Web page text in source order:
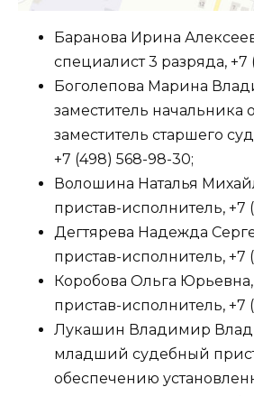
Баранова Ирина
специалист 3 разряда, +7
Боголепова Марина
заместитель начальника
заместитель старшего
+7 (498) 568-98-30;
Волошина Наталья
пристав-исполнитель, +7
Дегтярева Надежда
пристав-исполнитель, +7
Коробова Ольга
пристав-исполнитель, +7
Лукашин Владимир
младший судебный
обеспечению